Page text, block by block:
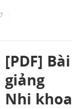
[PDF] Bài
giảng
Nhi khoa